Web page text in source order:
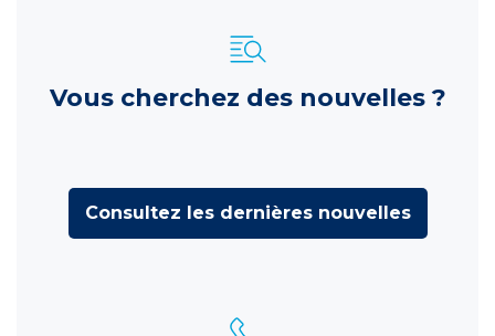
Vous cherchez des nouvelles ?
Consultez les dernières nouvelles